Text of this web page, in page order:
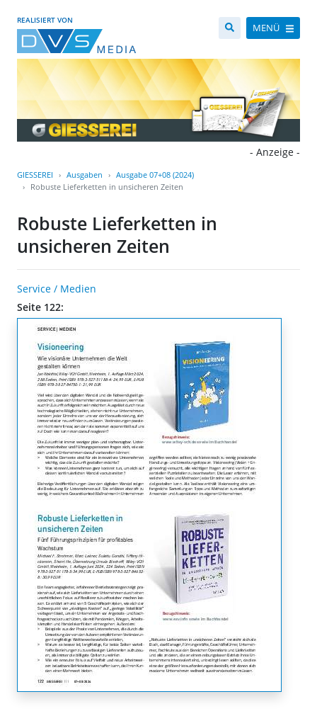
REALISIERT VON
MENÜ
- Anzeige -
GIESSEREI Ausgaben
Ausgabe 07+08 (2024)
Robuste Lieferketten in unsicheren Zeiten
Robuste Lieferketten in
unsicheren Zeiten
Service / Medien
Seite 122: